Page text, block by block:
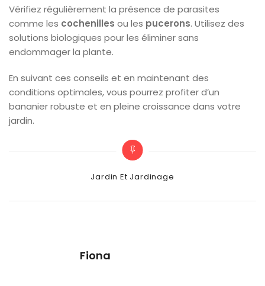
Vérifiez régulièrement la présence de parasites
comme les cochenilles ou les pucerons. Utilisez des
solutions biologiques pour les éliminer sans
endommager la plante.
En suivant ces conseils et en maintenant des
conditions optimales, vous pourrez profiter d’un
bananier robuste et en pleine croissance dans votre
jardin.
Categories
Jardin Et Jardinage
Fiona